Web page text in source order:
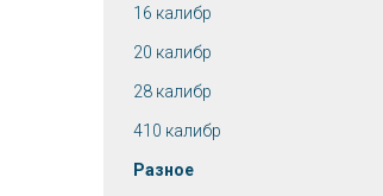
16 калибр
20 калибр
28 калибр
410 калибр
Разное